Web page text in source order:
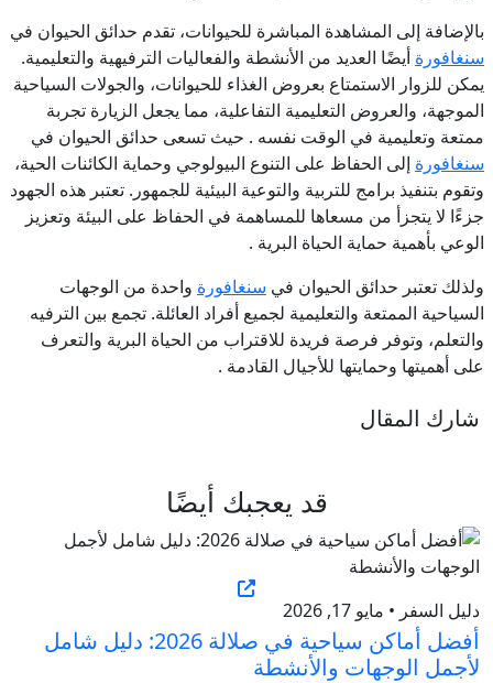
بالإضافة إلى المشاهدة المباشرة للحيوانات، تقدم حدائق الحيوان في
سنغافورة أيضًا العديد من الأنشطة والفعاليات الترفيهية والتعليمية.
يمكن للزوار الاستمتاع بعروض الغذاء للحيوانات، والجولات السياحية
الموجهة، والعروض التعليمية التفاعلية، مما يجعل الزيارة تجربة
ممتعة وتعليمية في الوقت نفسه . حيث تسعى حدائق الحيوان في
سنغافورة إلى الحفاظ على التنوع البيولوجي وحماية الكائنات الحية،
وتقوم بتنفيذ برامج للتربية والتوعية البيئية للجمهور. تعتبر هذه الجهود
جزءًا لا يتجزأ من مسعاها للمساهمة في الحفاظ على البيئة وتعزيز
الوعي بأهمية حماية الحياة البرية .
ولذلك تعتبر حدائق الحيوان في سنغافورة واحدة من الوجهات
السياحية الممتعة والتعليمية لجميع أفراد العائلة. تجمع بين الترفيه
والتعلم، وتوفر فرصة فريدة للاقتراب من الحياة البرية والتعرف
على أهميتها وحمايتها للأجيال القادمة .
شارك المقال
قد يعجبك أيضًا
دليل السفر • مايو 17, 2026
أفضل أماكن سياحية في صلالة 2026: دليل شامل
لأجمل الوجهات والأنشطة